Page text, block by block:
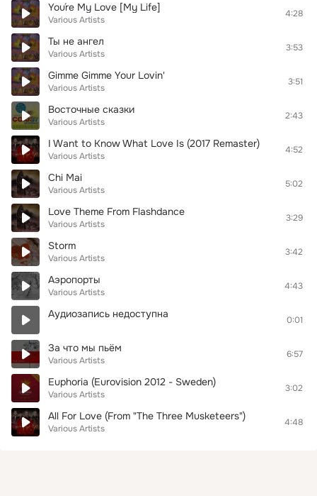
You´re My Love [My Life]
Various Artists
4:28
Ты не ангел
Various Artists
3:53
Gimme Gimme Your Lovin'
Various Artists
3:51
Восточные сказки
Various Artists
2:43
I Want to Know What Love Is (2017 Remaster)
Various Artists
4:52
Chi Mai
Various Artists
5:02
Love Theme From Flashdance
Various Artists
3:29
Storm
Various Artists
3:42
Аэропорты
Various Artists
4:43
Аудиозапись недоступна 0:01
За что мы пьём
Various Artists
6:57
Euphoria (Eurovision 2012 - Sweden)
Various Artists
3:02
All For Love (From "The Three Musketeers")
Various Artists
4:48